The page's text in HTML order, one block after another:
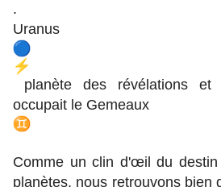
.
Uranus
planète des révélations et
occupait le Gemeaux
Comme un clin d'œil du
planètes, nous retrouvons bien